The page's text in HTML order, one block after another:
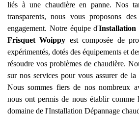
liés à une chaudière en panne. Nos
transparents, nous vous proposons
engagement. Notre équipe d'Installation
Frisquet Woippy est composée de
expérimentés, dotés des équipements et
résoudre vos problèmes de chaudière.
sur nos services pour vous assurer de
Nous sommes fiers de nos nombreux
nous ont permis de nous établir comme
domaine de l'Installation Dépannage